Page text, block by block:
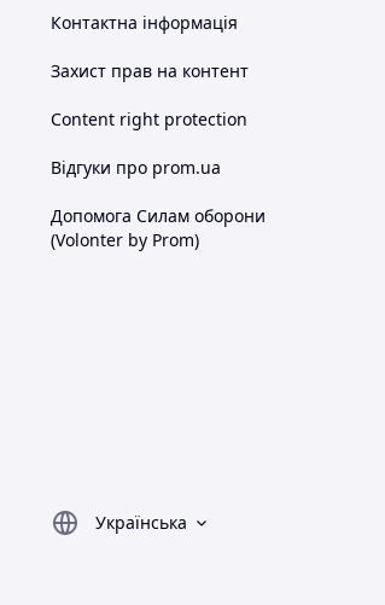
Контактна інформація
Захист прав на контент
Content right protection
Відгуки про prom.ua
Допомога Силам оборони
(Volonter by Prom)
Українська